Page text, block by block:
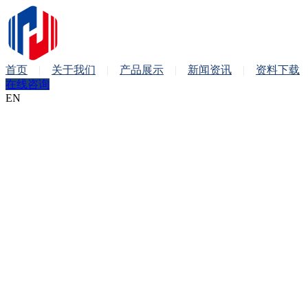
首页 关于我们 产品展示 新闻资讯
资料下载
在线咨询
EN